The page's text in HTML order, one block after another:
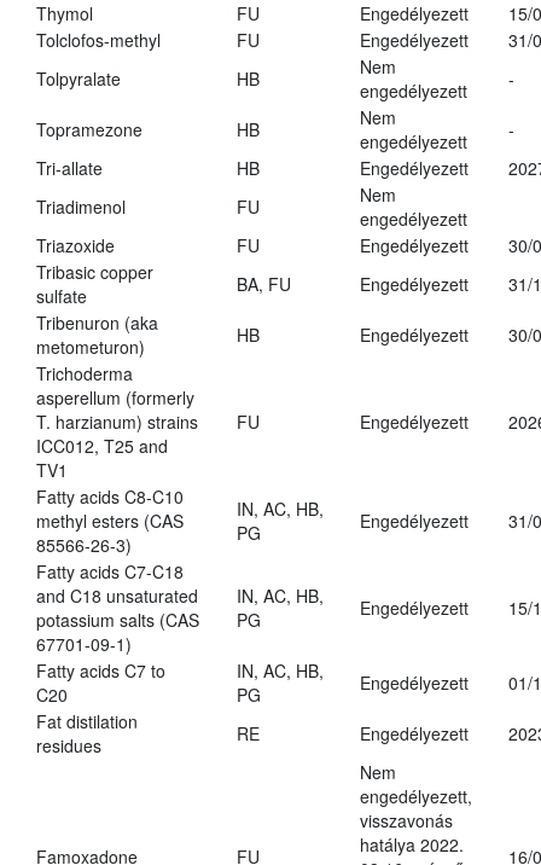
Thymol
FU Engedélyezett
15/
Tolclofos-methyl
FU Engedélyezett
31/
Tolpyralate
HB
Nem
engedélyezett
-
Topramezone HB
Nem
engedélyezett
-
Tri-allate
HB Engedélyezett
Triadimenol
FU
Nem
engedélyezett
Triazoxide
FU Engedélyezett
30/
Tribasic copper
sulfate
BA, FU Engedélyezett
31/
Tribenuron (aka
metometuron)
HB Engedélyezett
30/
Trichoderma
asperellum (formerly
T. harzianum) strains
ICC012, T25 and
TV1
FU Engedélyezett
Fatty acids C8-C10
methyl esters (CAS
85566-26-3)
IN, AC, HB,
PG
Engedélyezett 31/
Fatty acids C7-C18
and C18 unsaturated
potassium salts (CAS
67701-09-1)
IN, AC, HB,
PG
Engedélyezett 15/
Fatty acids C7 to
C20
IN, AC, HB,
PG
Engedélyezett
01/
Fat distilation
residues
RE Engedélyezett
Famoxadone FU
Nem
engedélyezett,
visszavonás
hatálya 2022.
16/